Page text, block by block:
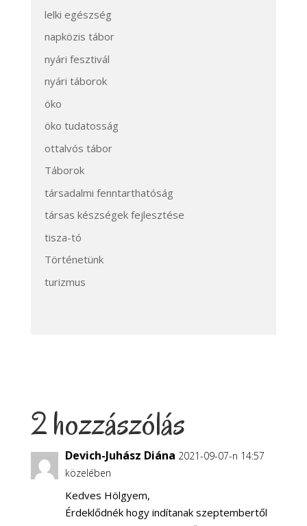
lelki egészség
napközis tábor
nyári fesztivál
nyári táborok
öko
öko tudatosság
ottalvós tábor
Táborok
társadalmi fenntarthatóság
társas készségek fejlesztése
tisza-tó
Történetünk
turizmus
2 hozzászólás
Devich-Juhász Diána 2021-09-07-n 14:57
közelében
Kedves Hölgyem,
Érdeklődnék hogy indítanak szeptembertől